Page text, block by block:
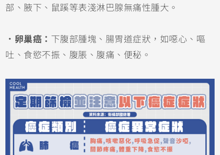
部、腋下、鼠蹊等表淺淋巴腺無痛性腫大。
．卵巢癌： 下腹部腫塊、腸胃道症狀，如噁心、嘔
吐、食慾不振、腹脹、腹痛、便秘。